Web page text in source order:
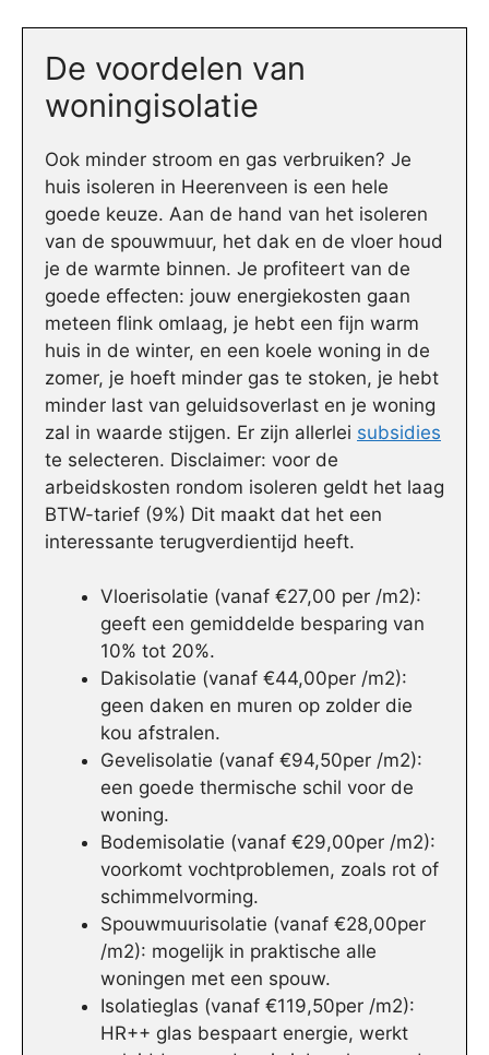
De voordelen van
woningisolatie
Ook minder stroom en gas verbruiken? Je
huis isoleren in Heerenveen is een hele
goede keuze. Aan de hand van het isoleren
van de spouwmuur, het dak en de vloer houd
je de warmte binnen. Je profiteert van de
goede effecten: jouw energiekosten gaan
meteen flink omlaag, je hebt een fijn warm
huis in de winter, en een koele woning in de
zomer, je hoeft minder gas te stoken, je hebt
minder last van geluidsoverlast en je woning
zal in waarde stijgen. Er zijn allerlei subsidies
te selecteren. Disclaimer: voor de
arbeidskosten rondom isoleren geldt het laag
BTW-tarief (9%) Dit maakt dat het een
interessante terugverdientijd heeft.
Vloerisolatie (vanaf €27,00 per /m2):
geeft een gemiddelde besparing van
10% tot 20%.
Dakisolatie (vanaf €44,00per /m2):
geen daken en muren op zolder die
kou afstralen.
Gevelisolatie (vanaf €94,50per /m2):
een goede thermische schil voor de
woning.
Bodemisolatie (vanaf €29,00per /m2):
voorkomt vochtproblemen, zoals rot of
schimmelvorming.
Spouwmuurisolatie (vanaf €28,00per
/m2): mogelijk in praktische alle
woningen met een spouw.
Isolatieglas (vanaf €119,50per /m2):
HR++ glas bespaart energie, werkt